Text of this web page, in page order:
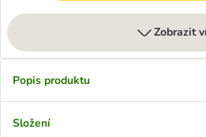
Zobrazit
Popis produktu
Složení